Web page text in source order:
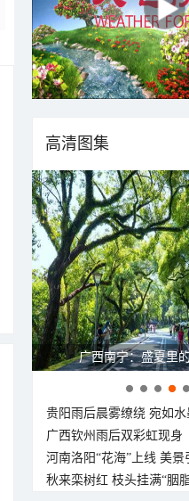
高清图集
广西南宁：盛夏里
贵阳雨后晨雾缭绕 宛如
广西钦州雨后双彩虹现身
河南洛阳“花海”上线 美景
秋来栾树红 枝头挂满“胭